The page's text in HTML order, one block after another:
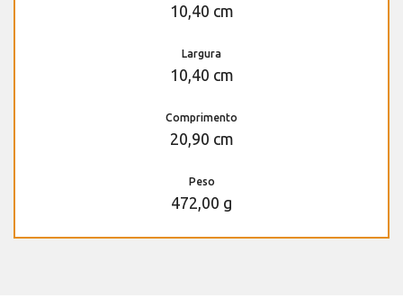
10,40 cm
Largura
10,40 cm
Comprimento
20,90 cm
Peso
472,00 g